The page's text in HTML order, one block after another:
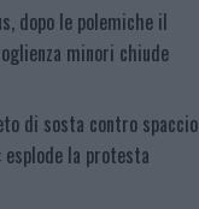
dopo le polemiche il
minori chiude
di sosta contro spaccio
esplode la protesta